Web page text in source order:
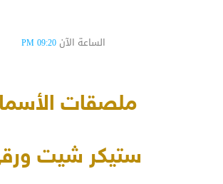
الساعة الآن 09:20 PM
ملصقات
ستيكر شيت